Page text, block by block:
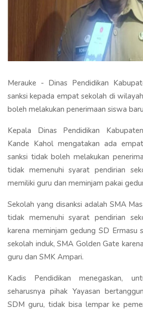
Merauke - Dinas Pendidikan
sanksi kepada empat sekolah di
boleh melakukan penerimaan siswa
Kepala Dinas Pendidikan
Kande Kahol mengatakan ada
sanksi tidak boleh melakukan
tidak memenuhi syarat pendirian
memiliki guru dan meminjam pakai
Sekolah yang disanksi adalah SMA
tidak memenuhi syarat pendirian
karena meminjam gedung SD Ermasu
sekolah induk, SMA Golden Gate
guru dan SMK Ampari.
Kadis Pendidikan menegaskan,
seharusnya pihak Yayasan
SDM guru, tidak bisa lempar ke